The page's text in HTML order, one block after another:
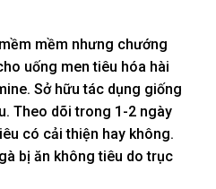
mềm nhưng chướng
uống men tiêu hóa hài
Sở hữu tác dụng giống
Theo dõi trong 1-2 ngày
có cải thiện hay không.
bị ăn không tiêu dotrục